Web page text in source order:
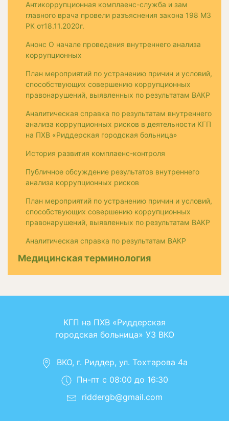
Антикоррупционная комплаенс-служба и зам
главного врача провели разъяснения закона 198 МЗ
РК от18.11.2020г.
Анонс О начале проведения внутреннего анализа
коррупционных
План мероприятий по устранению причин и условий,
способствующих совершению коррупционных
правонарушений, выявленных по результатам ВАКР
Аналитическая справка по результатам внутреннего
анализа коррупционных рисков в деятельности КГП
на ПХВ «Риддерская городская больница»
История развития комплаенс-контроля
Публичное обсуждение результатов внутреннего
анализа коррупционных рисков
План мероприятий по устранению причин и условий,
способствующих совершению коррупционных
правонарушений, выявленных по результатам ВАКР
Аналитическая справка по результатам ВАКР
Медицинская терминология
КГП на ПХВ «Риддерская
городская больница» УЗ ВКО
ВКО, г. Риддер, ул. Тохтарова 4а
Пн-пт с 08:00 до 16:30
riddergb@gmail.com